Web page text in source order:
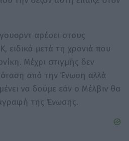
αρέσει στους
ειδικά μετά τη χρονιά που
Μέχρι στιγμής δεν
από την Ένωση αλλά
να δούμε εάν ο Μέλβιν θα
της Ένωσης.